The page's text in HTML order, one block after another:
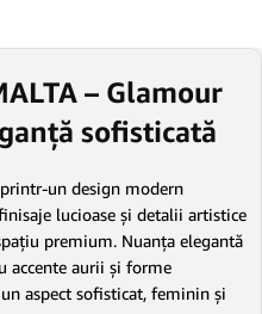
– Glamour
sofisticată
un design modern
lucioase și detalii artistice
premium. Nuanța elegantă
accente aurii și forme
aspect sofisticat, feminin și